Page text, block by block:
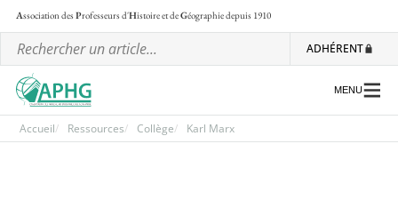
Association desProfesseurs d'Histoire et deGéographiedepuis 1910
ADHÉRENT
MENU
Accueil Ressources Collège Karl Marx